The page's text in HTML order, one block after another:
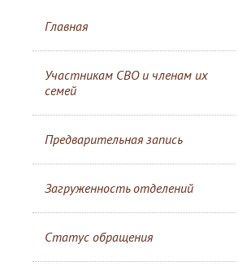
Главная
Участникам СВО и членам их
семей
Предварительная запись
Загруженность отделений
Статус обращения